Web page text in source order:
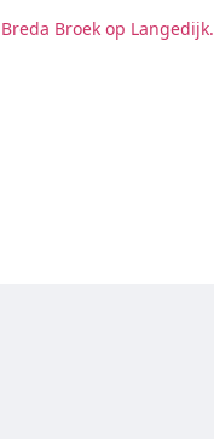
Breda Broek op Langedijk.